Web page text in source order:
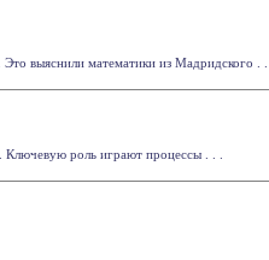
выяснили математики из Мадридского . . .
роль играют процессы . . .